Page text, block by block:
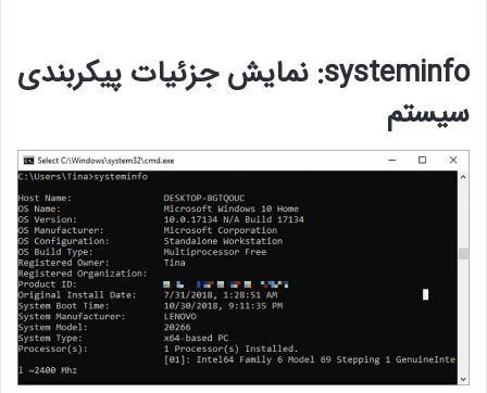
systeminfo: نمایش جزئیات پیکربندی
سیستم